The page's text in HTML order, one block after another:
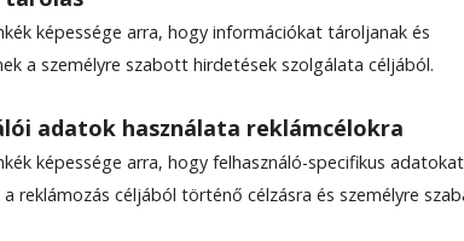
képessége arra, hogy információkat tároljanak és
a személyre szabott hirdetések szolgálata céljából.
adatok használata reklámcélokra
képessége arra, hogy felhasználó-specifikus adatokat
a reklámozás céljából történő célzásra és személyre